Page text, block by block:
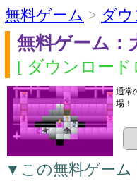
無料ゲーム > ダ
無料ゲーム
[ ダウンロー
通常
場！
▼この無料ゲー